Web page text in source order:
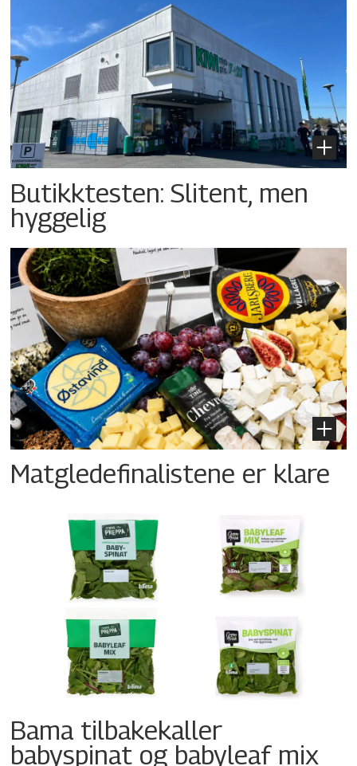
Butikktesten: Slitent, men
hyggelig
Matgledefinalistene er klare
Bama tilbakekaller
babyspinat og babyleaf mix